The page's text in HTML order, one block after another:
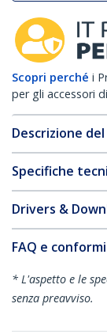
Scopri perché i
per gli accessori
Descrizione
Specifiche
Drivers &
FAQ e
* L'aspetto e le
senza preavviso.